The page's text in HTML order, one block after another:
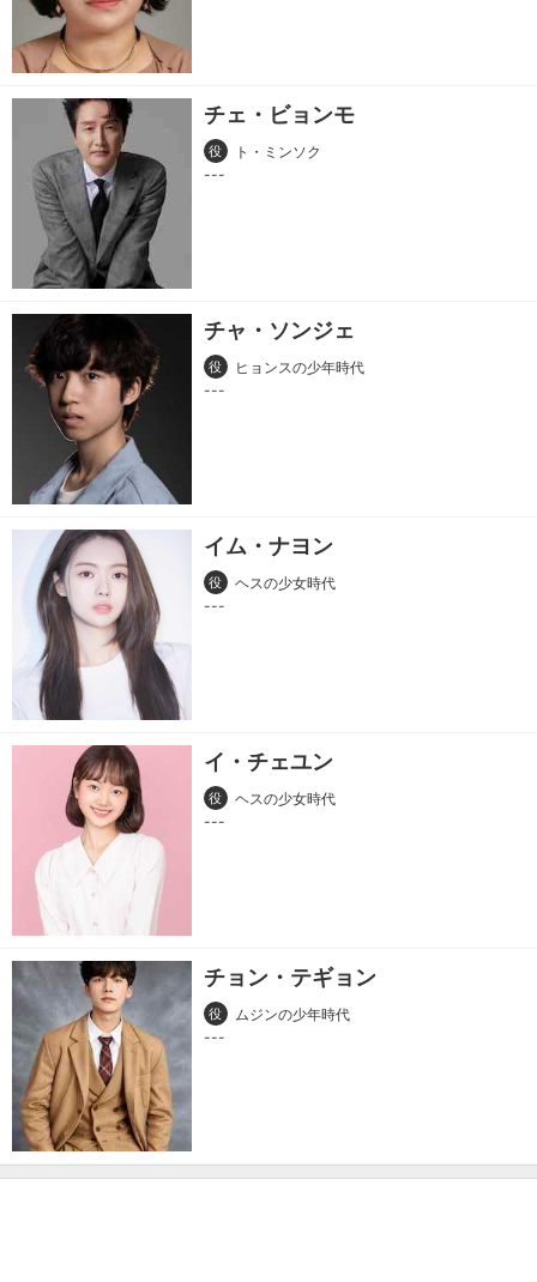
チェ・ビョンモ
役 ト・ミンソク
チャ・ソンジェ
役 ヒョンスの少年時代
イム・ナヨン
役 ヘスの少女時代
イ・チェユン
役 ヘスの少女時代
チョン・テギョン
役 ムジンの少年時代